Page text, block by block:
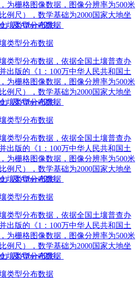
为栅格图像数据，图像分辨率为500米
例尺），数学基础为2000国家大地坐
）及Albers投影。
类型分布数据
类型分布数据，依据全国土壤普查办
出版的《1：100万中华人民共和国土
为栅格图像数据，图像分辨率为500米
例尺），数学基础为2000国家大地坐
）及Albers投影。
类型分布数据
类型分布数据，依据全国土壤普查办
出版的《1：100万中华人民共和国土
为栅格图像数据，图像分辨率为500米
例尺），数学基础为2000国家大地坐
）及Albers投影。
类型分布数据
类型分布数据，依据全国土壤普查办
出版的《1：100万中华人民共和国土
为栅格图像数据，图像分辨率为500米
例尺），数学基础为2000国家大地坐
）及Albers投影。
类型分布数据